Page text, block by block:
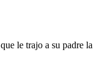
le trajo a su padre la